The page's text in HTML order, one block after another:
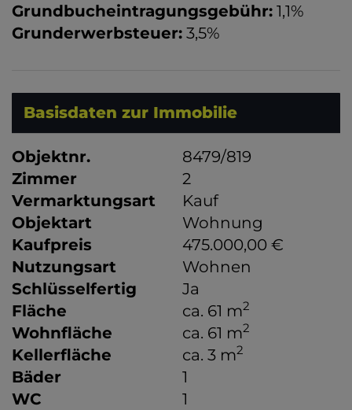
Grundbucheintragungsgebühr: 1,1%
Grunderwerbsteuer: 3,5%
Basisdaten zur Immobilie
Objektnr.
8479/819
Zimmer
2
Vermarktungsart
Kauf
Objektart
Wohnung
Kaufpreis
475.000,00 €
Nutzungsart
Wohnen
Schlüsselfertig
Ja
Fläche
ca. 61 m2
Wohnfläche ca. 61 m2
Kellerfläche ca. 3 m2
Bäder
1
WC
1